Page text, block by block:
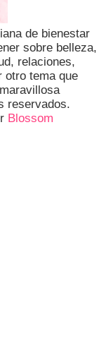
de bienestar
sobre belleza,
relaciones,
otro tema que
reservados.
Blossom